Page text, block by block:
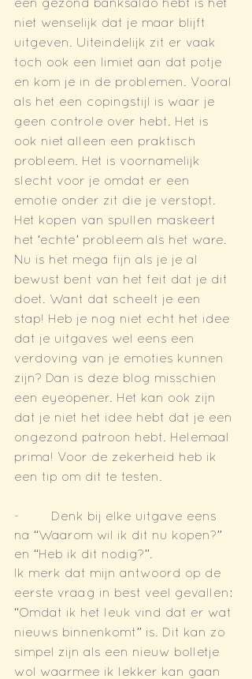
een gezond banksaldo hebt is het
niet wenselijk dat je maar blijft
uitgeven. Uiteindelijk zit er vaak
toch ook een limiet aan dat potje
en kom je in de problemen. Vooral
als het een copingstijl is waar je
geen controle over hebt. Het is
ook niet alleen een praktisch
probleem. Het is voornamelijk
slecht voor je omdat er een
emotie onder zit die je verstopt.
Het kopen van spullen maskeert
het ‘echte’ probleem als het ware.
Nu is het mega fijn als je je al
bewust bent van het feit dat je dit
doet. Want dat scheelt je een
stap! Heb je nog niet echt het idee
dat je uitgaves wel eens een
verdoving van je emoties kunnen
zijn? Dan is deze blog misschien
een eyeopener. Het kan ook zijn
dat je niet het idee hebt dat je een
ongezond patroon hebt. Helemaal
prima! Voor de zekerheid heb ik
een tip om dit te testen.
-        Denk bij elke uitgave eens
na “Waarom wil ik dit nu kopen?”
en “Heb ik dit nodig?”.
Ik merk dat mijn antwoord op de
eerste vraag in best veel gevallen:
“Omdat ik het leuk vind dat er wat
nieuws binnenkomt” is. Dit kan zo
simpel zijn als een nieuw bolletje
wol waarmee ik lekker kan gaan